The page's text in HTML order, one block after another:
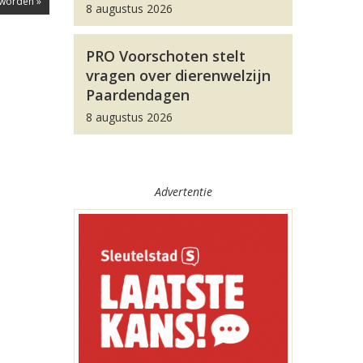
8 augustus 2026
PRO Voorschoten stelt
vragen over dierenwelzijn
Paardendagen
8 augustus 2026
Advertentie